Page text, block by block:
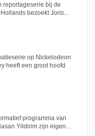
reportageserie bij de
bezoekt Joris...
op Nickelodeon
heeft een groot hoofd
programma van
Yildirim zijn eigen...